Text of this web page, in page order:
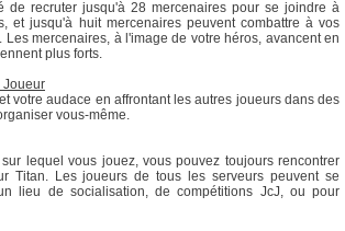
de recruter jusqu'à 28 mercenaires pour se joindre à
et jusqu'à huit mercenaires peuvent combattre à vos
Les mercenaires, à l'image de votre héros, avancent en
plus forts.
Joueur
votre audace en affrontant les autres joueurs dans des
vous-même.
lequel vous jouez, vous pouvez toujours rencontrer
Titan. Les joueurs de tous les serveurs peuvent se
lieu de socialisation, de compétitions JcJ, ou pour